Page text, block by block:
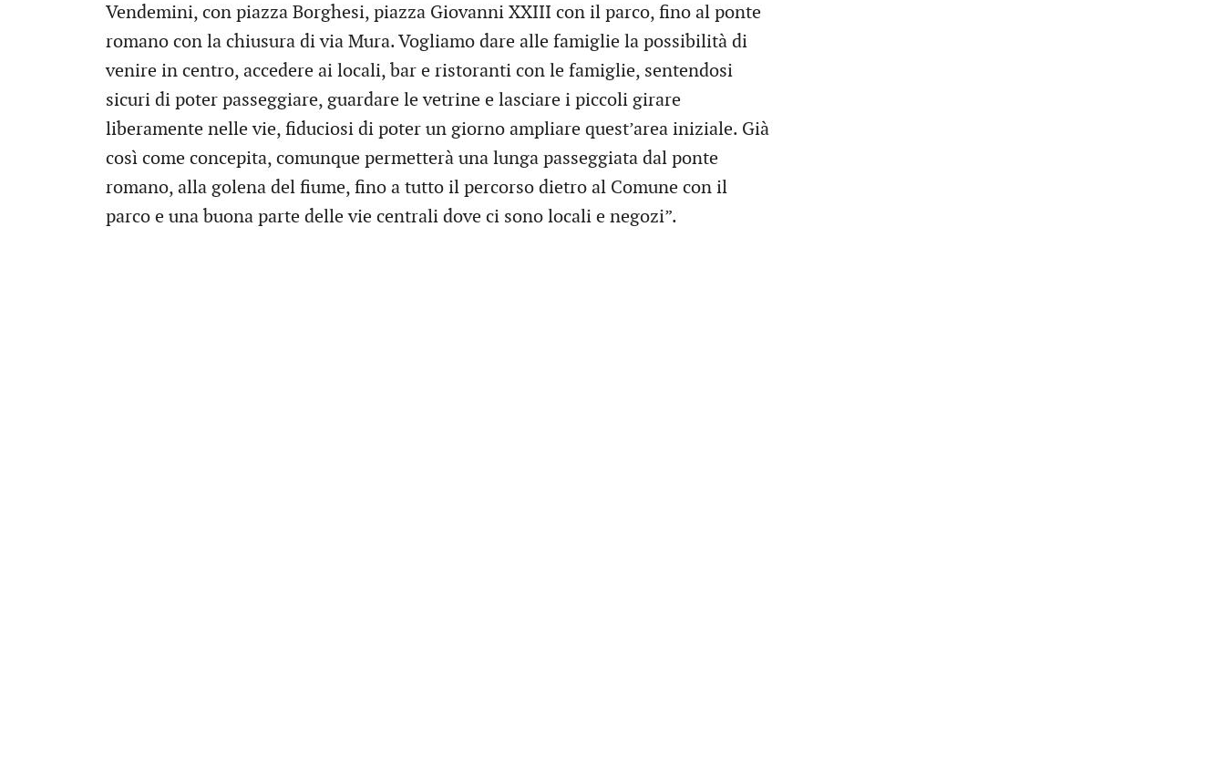
Vendemini, con piazza Borghesi, piazza Giovanni XXIII con il parco, fino al ponte
romano con la chiusura di via Mura. Vogliamo dare alle famiglie la possibilità di
venire in centro, accedere ai locali, bar e ristoranti con le famiglie, sentendosi
sicuri di poter passeggiare, guardare le vetrine e lasciare i piccoli girare
liberamente nelle vie, fiduciosi di poter un giorno ampliare quest’area iniziale. Già
così come concepita, comunque permetterà una lunga passeggiata dal ponte
romano, alla golena del fiume, fino a tutto il percorso dietro al Comune con il
parco e una buona parte delle vie centrali dove ci sono locali e negozi”.